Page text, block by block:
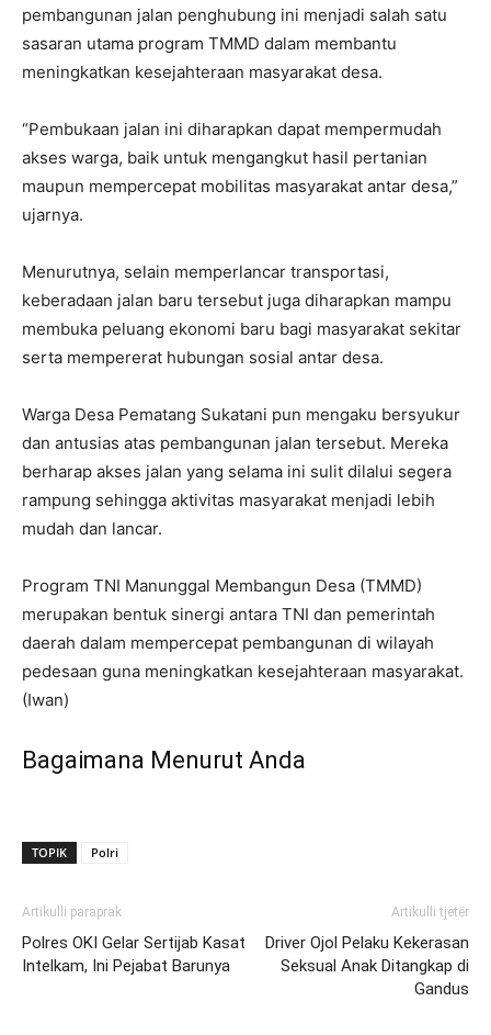
pembangunan jalan penghubung ini menjadi salah satu
sasaran utama program TMMD dalam membantu
meningkatkan kesejahteraan masyarakat desa.
“Pembukaan jalan ini diharapkan dapat mempermudah
akses warga, baik untuk mengangkut hasil pertanian
maupun mempercepat mobilitas masyarakat antar desa,”
ujarnya.
Menurutnya, selain memperlancar transportasi,
keberadaan jalan baru tersebut juga diharapkan mampu
membuka peluang ekonomi baru bagi masyarakat sekitar
serta mempererat hubungan sosial antar desa.
Warga Desa Pematang Sukatani pun mengaku bersyukur
dan antusias atas pembangunan jalan tersebut. Mereka
berharap akses jalan yang selama ini sulit dilalui segera
rampung sehingga aktivitas masyarakat menjadi lebih
mudah dan lancar.
Program TNI Manunggal Membangun Desa (TMMD)
merupakan bentuk sinergi antara TNI dan pemerintah
daerah dalam mempercepat pembangunan di wilayah
pedesaan guna meningkatkan kesejahteraan masyarakat.
(Iwan)
Bagaimana Menurut Anda
TOPIK Polri
Artikulli paraprak
Polres OKI Gelar Sertijab Kasat
Intelkam, Ini Pejabat Barunya
Artikulli tjetër
Driver Ojol Pelaku Kekerasan
Seksual Anak Ditangkap di
Gandus